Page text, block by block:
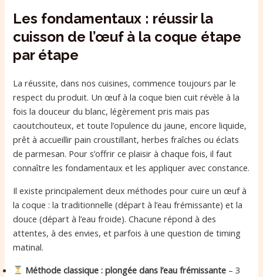
Les fondamentaux : réussir la
cuisson de l’œuf à la coque étape
par étape
La réussite, dans nos cuisines, commence toujours par le
respect du produit. Un œuf à la coque bien cuit révèle à la
fois la douceur du blanc, légèrement pris mais pas
caoutchouteux, et toute l’opulence du jaune, encore liquide,
prêt à accueillir pain croustillant, herbes fraîches ou éclats
de parmesan. Pour s’offrir ce plaisir à chaque fois, il faut
connaître les fondamentaux et les appliquer avec constance.
Il existe principalement deux méthodes pour cuire un œuf à
la coque : la traditionnelle (départ à l’eau frémissante) et la
douce (départ à l’eau froide). Chacune répond à des
attentes, à des envies, et parfois à une question de timing
matinal.
Méthode classique : plongée dans l’eau frémissante – 3